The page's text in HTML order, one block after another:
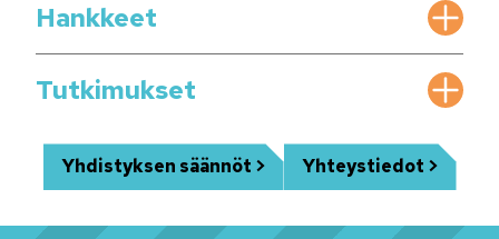
Hankkeet
Tutkimukset
Yhdistyksen säännöt Yhteystiedot